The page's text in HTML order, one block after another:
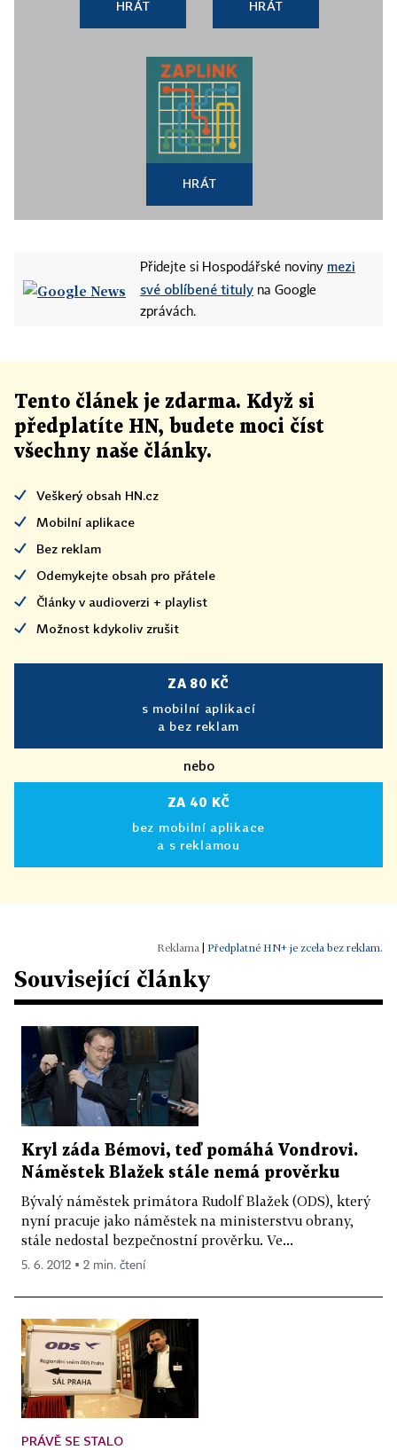
HRÁT HRÁT
HRÁT
Přidejte si Hospodářské noviny mezi
své oblíbené tituly na Google
zprávách.
Tento článek je zdarma. Když si
předplatíte HN, budete moci číst
všechny naše články.
Veškerý obsah HN.cz
Mobilní aplikace
Bez reklam
Odemykejte obsah pro přátele
Články v audioverzi + playlist
Možnost kdykoliv zrušit
ZA 80 KČ
s mobilní aplikací
a bez reklam
nebo
ZA 40 KČ
bez mobilní aplikace
a s reklamou
Předplatné HN+ je zcela bez reklam.
Související články
Kryl záda Bémovi, teď pomáhá Vondrovi.
Náměstek Blažek stále nemá prověrku
Bývalý náměstek primátora Rudolf Blažek (ODS), který
nyní pracuje jako náměstek na ministerstvu obrany,
stále nedostal bezpečnostní prověrku. Ve...
5. 6. 2012 ▪ 2 min. čtení
PRÁVĚ SE STALO